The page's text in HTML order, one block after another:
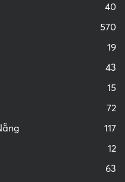
40
570
19
43
15
72
117
12
63